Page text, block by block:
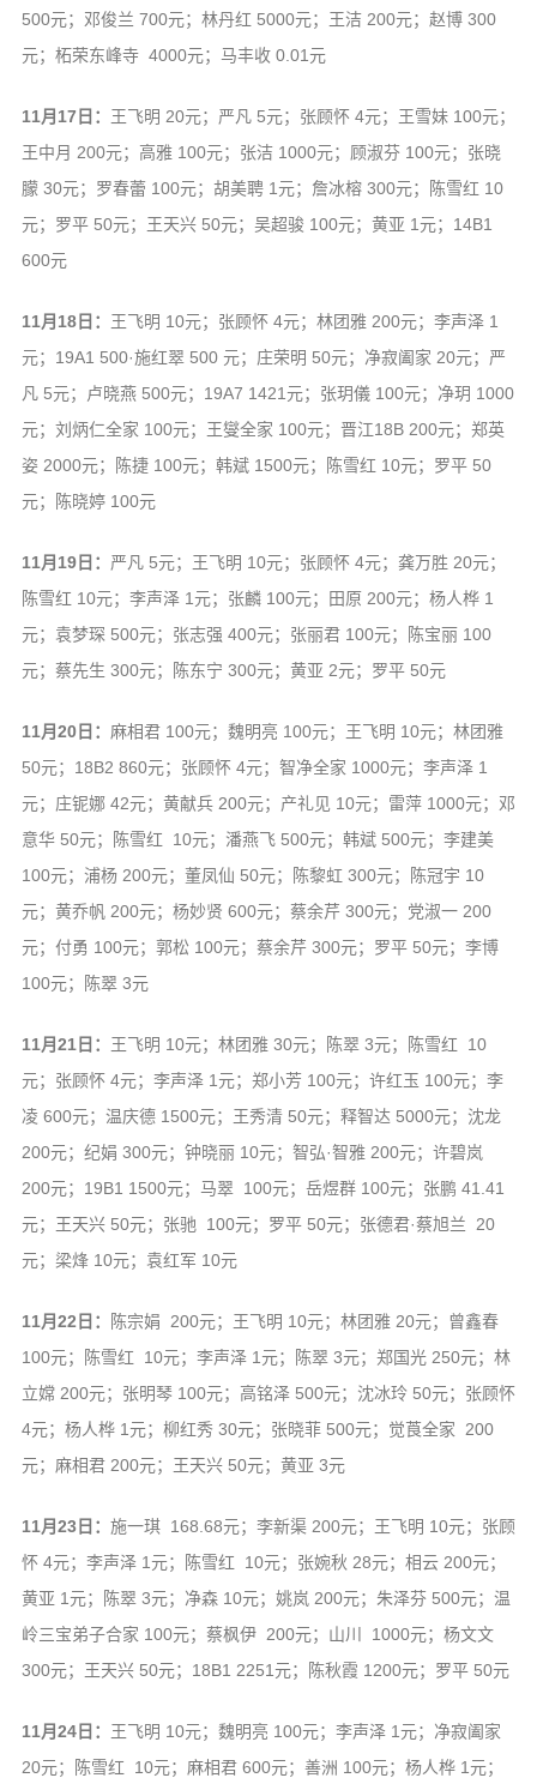
500元；邓俊兰 700元；林丹红 5000元；王洁 200元；赵博 300
元；柘荣东峰寺 4000元；马丰收 0.01元
11月17日： 王飞明 20元；严凡 5元；张顾怀 4元；王雪妹 100元；
王中月 200元；高雅 100元；张洁 1000元；顾淑芬 100元；张晓
朦 30元；罗春蕾 100元；胡美聘 1元；詹冰榕 300元；陈雪红 10
元；罗平 50元；王天兴 50元；吴超骏 100元；黄亚 1元；14B1
600元
11月18日： 王飞明 10元；张顾怀 4元；林团雅 200元；李声泽 1
元；19A1 500·施红翠 500 元；庄荣明 50元；净寂阖家 20元；严
凡 5元；卢晓燕 500元；19A7 1421元；张玥儀 100元；净玥 1000
元；刘炳仁全家 100元；王燮全家 100元；晋江18B 200元；郑英
姿 2000元；陈捷 100元；韩斌 1500元；陈雪红 10元；罗平 50
元；陈晓婷 100元
11月19日： 严凡 5元；王飞明 10元；张顾怀 4元；龚万胜 20元；
陈雪红 10元；李声泽 1元；张麟 100元；田原 200元；杨人桦 1
元；袁梦琛 500元；张志强 400元；张丽君 100元；陈宝丽 100
元；蔡先生 300元；陈东宁 300元；黄亚 2元；罗平 50元
11月20日： 麻相君 100元；魏明亮 100元；王飞明 10元；林团雅
50元；18B2 860元；张顾怀 4元；智净全家 1000元；李声泽 1
元；庄铌娜 42元；黄献兵 200元；产礼见 10元；雷萍 1000元；邓
意华 50元；陈雪红 10元；潘燕飞 500元；韩斌 500元；李建美
100元；浦杨 200元；董凤仙 50元；陈黎虹 300元；陈冠宇 10
元；黄乔帆 200元；杨妙贤 600元；蔡余芹 300元；党淑一 200
元；付勇 100元；郭松 100元；蔡余芹 300元；罗平 50元；李博
100元；陈翠 3元
11月21日： 王飞明 10元；林团雅 30元；陈翠 3元；陈雪红 10
元；张顾怀 4元；李声泽 1元；郑小芳 100元；许红玉 100元；李
凌 600元；温庆德 1500元；王秀清 50元；释智达 5000元；沈龙
200元；纪娟 300元；钟晓丽 10元；智弘·智雅 200元；许碧岚
200元；19B1 1500元；马翠 100元；岳煜群 100元；张鹏 41.41
元；王天兴 50元；张驰 100元；罗平 50元；张德君·蔡旭兰 20
元；梁烽 10元；袁红军 10元
11月22日：
陈宗娟 200元；王飞明 10元；林团雅 20元；曾鑫春
100元；陈雪红 10元；李声泽 1元；陈翠 3元；郑国光 250元；林
立嫦 200元；张明琴 100元；高铭泽 500元；沈冰玲 50元；张顾怀
4元；杨人桦 1元；柳红秀 30元；张晓菲 500元；觉莨全家 200
元；麻相君 200元；王天兴 50元；黄亚 3元
11月23日： 施一琪 168.68元；李新渠 200元；王飞明 10元；张顾
怀 4元；李声泽 1元；陈雪红 10元；张婉秋 28元；相云 200元；
黄亚 1元；陈翠 3元；净森 10元；姚岚 200元；朱泽芬 500元；温
岭三宝弟子合家 100元；蔡枫伊 200元；山川 1000元；杨文文
300元；王天兴 50元；18B1 2251元；陈秋霞 1200元；罗平 50元
11月24日： 王飞明 10元；魏明亮 100元；李声泽 1元；净寂阖家
20元；陈雪红 10元；麻相君 600元；善洲 100元；杨人桦 1元；